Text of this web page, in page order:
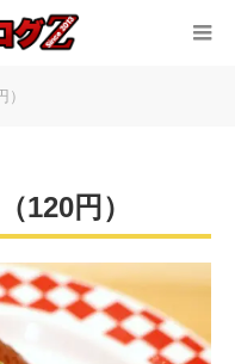
120円）